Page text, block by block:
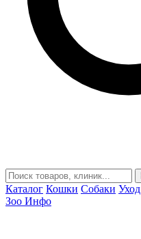
Каталог Кошки Собаки Уход
Зоо Инфо